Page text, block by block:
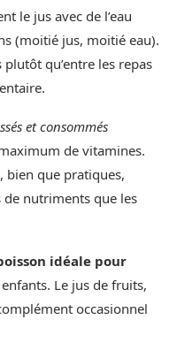
le jus avec de l’eau
(moitié jus, moitié eau).
qu’entre les repas
et consommés
de vitamines.
bien que pratiques,
nutriments que les
idéale pour
Le jus de fruits,
occasionnel